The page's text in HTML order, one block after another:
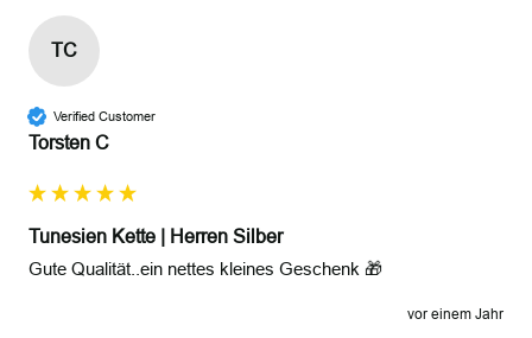
TC
Verified Customer
Torsten C
Tunesien Kette | Herren Silber
Gute Qualität..ein nettes kleines Geschenk 🎁
vor einem Jahr